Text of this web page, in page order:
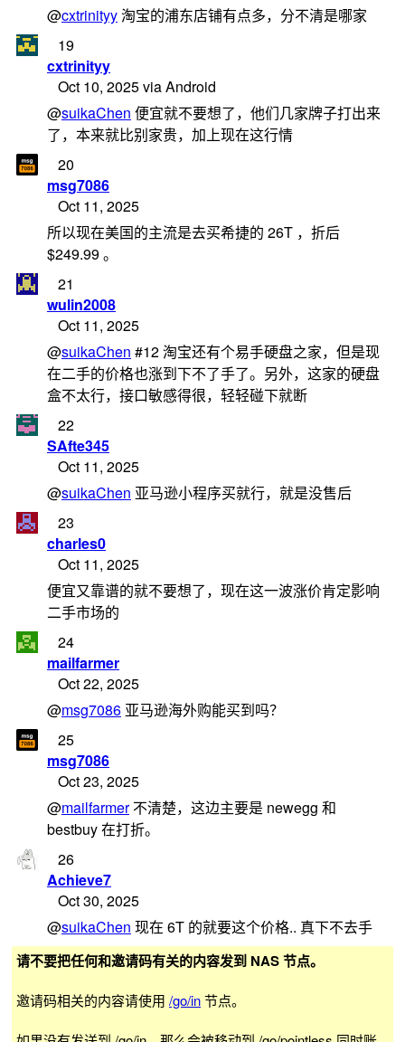
@cxtrinityy淘宝的浦东店铺有点多，分不清是哪家
19
cxtrinityy
Oct 10, 2025 via Android
@suikaChen 便宜就不要想了，他们几家牌子打出来
了，本来就比别家贵，加上现在这行情
20
msg7086
Oct 11, 2025
所以现在美国的主流是去买希捷的 26T ，折后
$249.99 。
21
wulin2008
Oct 11, 2025
@suikaChen #12 淘宝还有个易手硬盘之家，但是现
在二手的价格也涨到下不了手了。另外，这家的硬盘
盒不太行，接口敏感得很，轻轻碰下就断
22
SAfte345
Oct 11, 2025
@suikaChen 亚马逊小程序买就行，就是没售后
23
charles0
Oct 11, 2025
便宜又靠谱的就不要想了，现在这一波涨价肯定影响
二手市场的
24
mailfarmer
Oct 22, 2025
@msg7086 亚马逊海外购能买到吗？
25
msg7086
Oct 23, 2025
@mailfarmer不清楚，这边主要是 newegg 和
bestbuy 在打折。
26
Achieve7
Oct 30, 2025
@suikaChen 现在 6T 的就要这个价格.. 真下不去手
请不要把任何和邀请码有关的内容发到 NAS 节点。
邀请码相关的内容请使用 /go/in节点。